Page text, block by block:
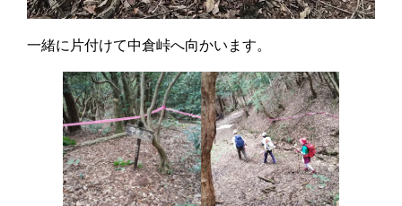
一緒に片付けて中倉峠へ向かいます。